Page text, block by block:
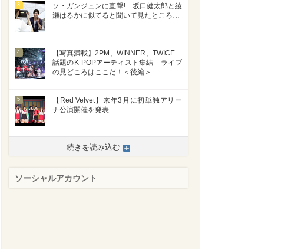
3
ソ・ガンジュンに直撃! 坂口健太郎と綾
瀬はるかに似てると聞いて見たところ…
4
【写真満載】2PM、WINNER、TWICE…
話題のK-POPアーティスト集結 ライブ
の見どころはここだ！＜後編＞
5
【Red Velvet】来年3月に初単独アリー
ナ公演開催を発表
続きを読み込む
ソーシャルアカウント